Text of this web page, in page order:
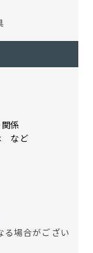
係
など
る場合がござい